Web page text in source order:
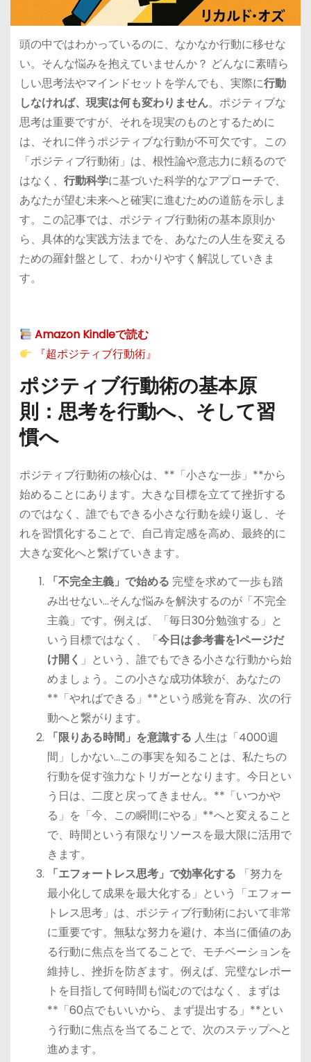
頭の中ではわかっているのに、なかなか行動に移せな
い。そんな悩みを抱えていませんか？ どんなに素晴ら
しい思考法やマインドセットを学んでも、実際に行動
しなければ、現実は何も変わりません。ポジティブな
思考は重要ですが、それを現実のものとするために
は、それに伴うポジティブな行動が不可欠です。この
「ポジティブ行動術」は、根性論や意志力に頼るので
はなく、 行動科学に基づいた科学的なアプローチで、
あなたが望む未来へと確実に進むための道筋を示しま
す。この記事では、ポジティブ行動術の基本原則か
ら、具体的な実践方法までを、あなたの人生を変える
ための羅針盤として、わかりやすく解説していきま
す。
Amazon Kindleで読む
『超ポジティブ行動術』
ポジティブ行動術の基本原
則：思考を行動へ、そして習
慣へ
ポジティブ行動術の核心は、**「小さな一歩」**から
始めることにあります。大きな目標を立てて挫折する
のではなく、誰でもできる小さな行動を繰り返し、そ
れを習慣化することで、自己肯定感を高め、最終的に
大きな変化へと繋げていきます。
「不完全主義」で始める 完璧を求めて一歩も踏
み出せない…そんな悩みを解決するのが「不完全
主義」です。例えば、「毎日30分勉強する」と
いう目標ではなく、「今日は参考書を1ページだ
け開く 」という、誰でもできる小さな行動から始
めましょう。この小さな成功体験が、あなたの
**「やればできる」**という感覚を育み、次の行
動へと繋がります。
「限りある時間」を意識する 人生は「4000週
間」しかない…この事実を知ることは、私たちの
行動を促す強力なトリガーとなります。今日とい
う日は、二度と戻ってきません。**「いつかや
る」を「今、この瞬間にやる」**へと変えること
で、時間という有限なリソースを最大限に活用で
きます。
「エフォートレス思考」で効率化する 「努力を
最小化して成果を最大化する」という「エフォー
トレス思考」は、ポジティブ行動術において非常
に重要です。無駄な努力を避け、本当に価値のあ
る行動に焦点を当てることで、モチベーションを
維持し、挫折を防ぎます。例えば、完璧なレポー
トを目指して何時間も悩むのではなく、まずは
**「60点でもいいから、まず提出する」**とい
う行動に焦点を当てることで、次のステップへと
進めます。